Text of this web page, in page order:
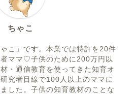
ちゃこ
こ」です。本業では特許を20件
ママ♡子供のために200万円以
・通信教育を使ってきた知育オ
究者目線で100人以上のママに
した。子供の知育教材のことな